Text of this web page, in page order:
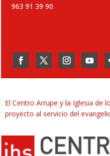
963 91 39 90
El Centro Arrupe y la Iglesia de
proyecto al servicio del